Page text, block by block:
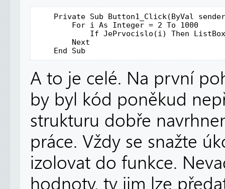
Private Sub Button1_Click(ByVal
For i As Integer = 2 To
If JePrvocislo(i) Then
Next
End
Sub
A to je celé. Na první
by byl kód poněkud
strukturu dobře
práce. Vždy se snažte
izolovat do funkce.
hodnoty, ty jim lze